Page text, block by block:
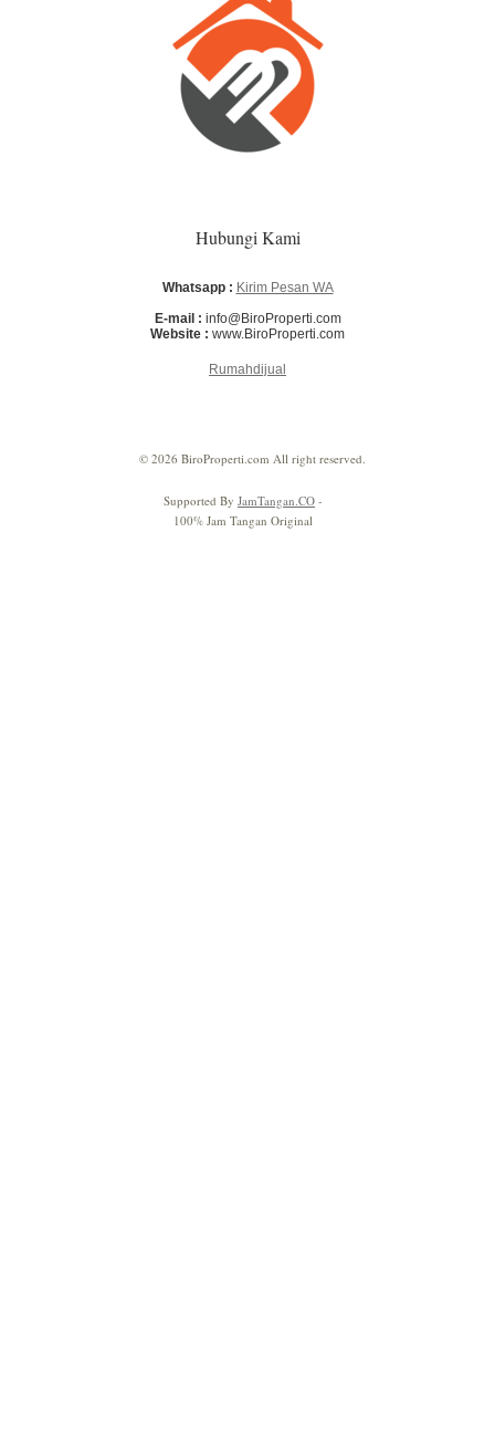
Hubungi Kami
Whatsapp : Kirim Pesan WA
E-mail : info@BiroProperti.com
Website : www.BiroProperti.com
Rumahdijual
© 2026 BiroProperti.com All right reserved.
Supported By JamTangan.CO -
100% Jam Tangan Original